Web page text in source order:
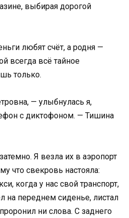
выбирая дорогой
любят счёт, а родня —
всегда всё тайное
только.
— улыбнулась я,
с диктофоном. — Тишина
Я везла их в аэропорт
что свекровь настояла:
когда у нас свой транспорт,
на переднем сиденье, листал
ни слова. С заднего